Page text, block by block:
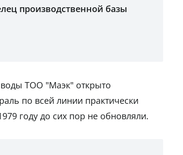
производственной базы
воды ТОО "Маэк" открыто
по всей линии практически
году до сих пор не обновляли.